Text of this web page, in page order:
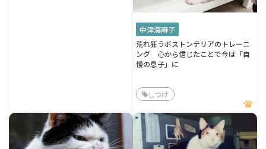
中津海麻子
荒れ狂うボストンテリアのトレーニ
ング 心から信じたことで今は「自
慢の息子」に
しつけ